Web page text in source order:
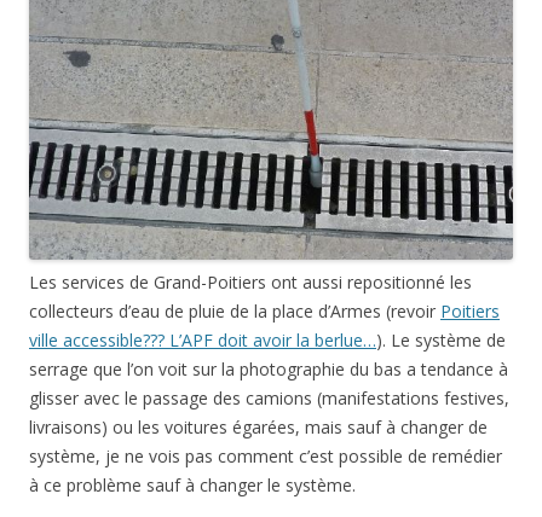
Les services de Grand-Poitiers ont aussi repositionné les
collecteurs d’eau de pluie de la place d’Armes (revoir Poitiers
ville accessible??? L’APF doit avoir la berlue…). Le système de
serrage que l’on voit sur la photographie du bas a tendance à
glisser avec le passage des camions (manifestations festives,
livraisons) ou les voitures égarées, mais sauf à changer de
système, je ne vois pas comment c’est possible de remédier
à ce problème sauf à changer le système.